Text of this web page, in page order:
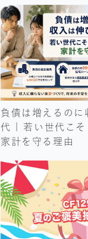
負債は増えるのに
代 | 若い世代こそ
家計を守る理由